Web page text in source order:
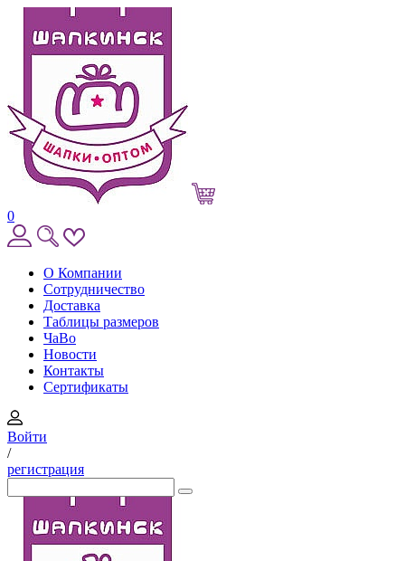
0
О Компании
Сотрудничество
Доставка
Таблицы размеров
ЧаВо
Новости
Контакты
Сертификаты
Войти
/
регистрация